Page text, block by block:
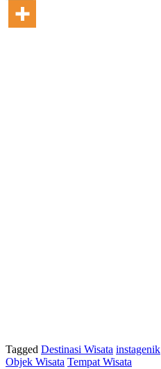
Tagged Destinasi Wisata instagenik
Objek Wisata Tempat Wisata